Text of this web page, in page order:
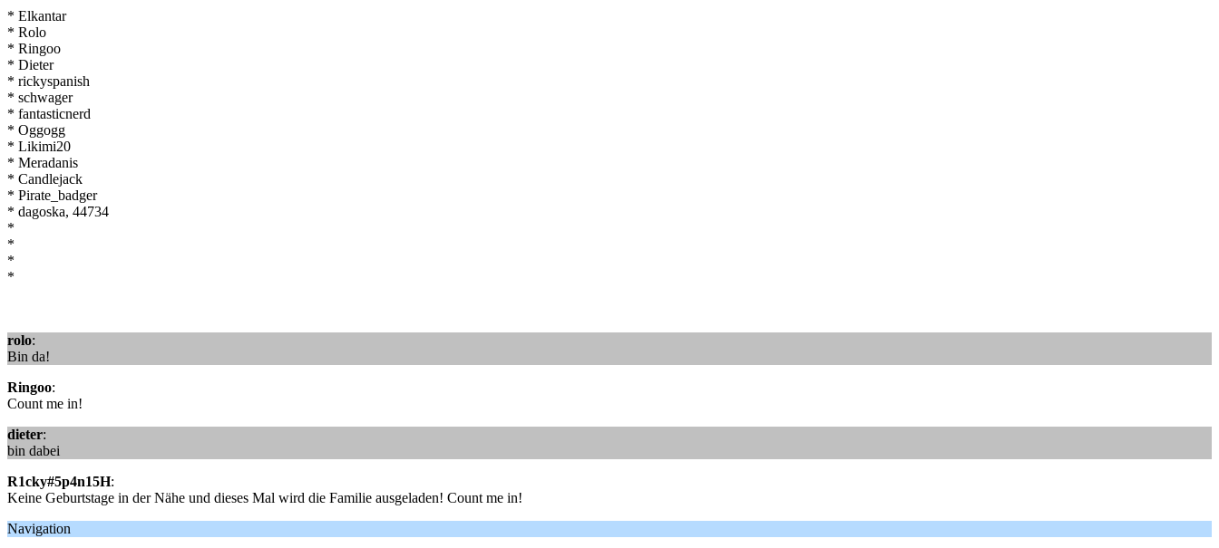
* Elkantar
* Rolo
* Ringoo
* Dieter
* rickyspanish
* schwager
* fantasticnerd
* Oggogg
* Likimi20
* Meradanis
* Candlejack
* Pirate_badger
* dagoska, 44734
*
*
*
*
rolo:
Bin da!
Ringoo:
Count me in!
dieter:
bin dabei
R1cky#5p4n15H:
Keine Geburtstage in der Nähe und dieses Mal wird die Familie ausgeladen! Count me in!
Navigation